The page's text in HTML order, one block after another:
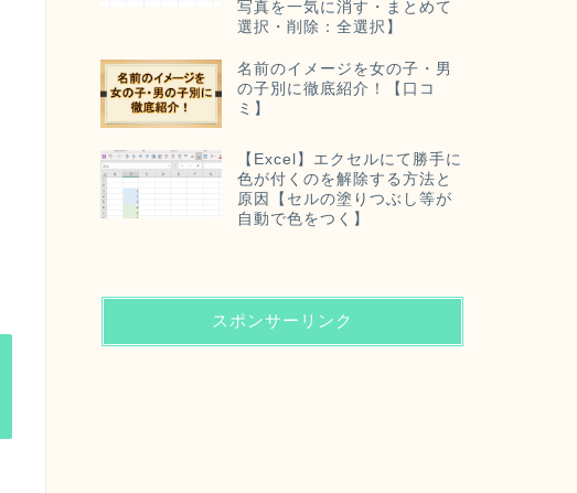
写真を一気に消す・まとめて
選択・削除：全選択】
名前のイメージを女の子・男
の子別に徹底紹介！【口コ
ミ】
【Excel】エクセルにて勝手に
色が付くのを解除する方法と
原因【セルの塗りつぶし等が
自動で色をつく】
スポンサーリンク